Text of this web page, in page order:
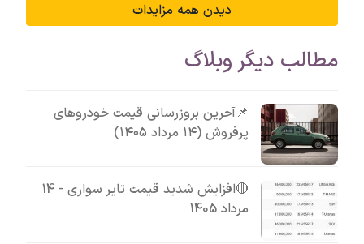
دیدن همه مزایدات
مطالب دیگر وبلاگ
📌آخرین بروزرسانی قیمت خودروهای
پرفروش (۱۴ مرداد ۱۴۰۵)
🔴افزایش شدید قیمت تایر سواری - 14
مرداد 1405